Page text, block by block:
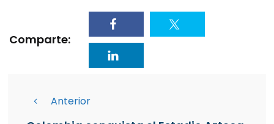
Comparte:
Anterior